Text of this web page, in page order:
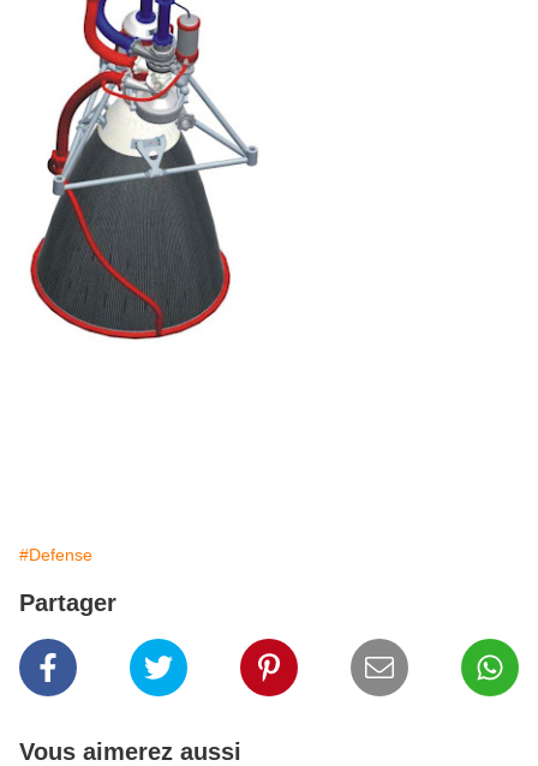
#Defense
Partager
Vous aimerez aussi